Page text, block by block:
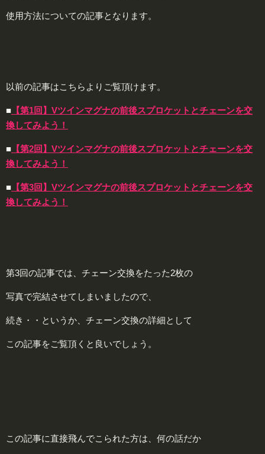
使用方法についての記事となります。
以前の記事はこちらよりご覧頂けます。
■ 【第1回】Vツインマグナの前後スプロケットとチェーンを交
換してみよう！
■ 【第2回】Vツインマグナの前後スプロケットとチェーンを交
換してみよう！
■ 【第3回】Vツインマグナの前後スプロケットとチェーンを交
換してみよう！
第3回の記事では、チェーン交換をたった2枚の
写真で完結させてしまいましたので、
続き・・というか、チェーン交換の詳細として
この記事をご覧頂くと良いでしょう。
この記事に直接飛んでこられた方は、何の話だか